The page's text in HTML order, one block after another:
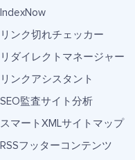
IndexNow
リンク切れチェッカー
リダイレクトマネージャー
リンクアシスタント
SEO監査サイト分析
スマートXMLサイトマップ
RSSフッターコンテンツ